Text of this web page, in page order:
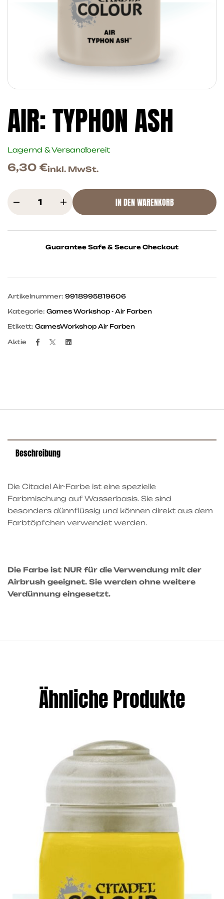
AIR: TYPHON ASH
Lagernd & Versandbereit
6,30 €inkl. MwSt.
IN DEN WARENKORB
Guarantee Safe & Secure Checkout
Artikelnummer: 9918995819606
Kategorie: Games Workshop - Air Farben
Etikett: GamesWorkshop Air Farben
Aktie Facebook
TwitterLinkedin
Beschreibung
Die Citadel Air-Farbe ist eine spezielle
Farbmischung auf Wasserbasis. Sie sind
besonders dünnflüssig und können direkt aus dem
Farbtöpfchen verwendet werden.
Die Farbe ist NUR für die Verwendung mit der
Airbrush geeignet. Sie werden ohne weitere
Verdünnung eingesetzt.
Ähnliche Produkte